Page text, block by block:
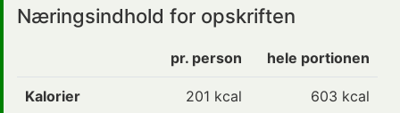
Næringsindhold for opskriften
pr. person hele portionen
Kalorier 201 kcal 603 kcal